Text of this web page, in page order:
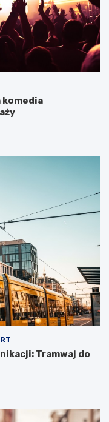
komedia
Tramwaj do